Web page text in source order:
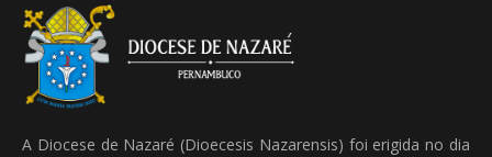
A Diocese de Nazaré (Dioecesis Nazarensis) foi erigida no dia